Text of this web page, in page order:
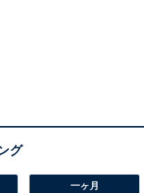
一ヶ月